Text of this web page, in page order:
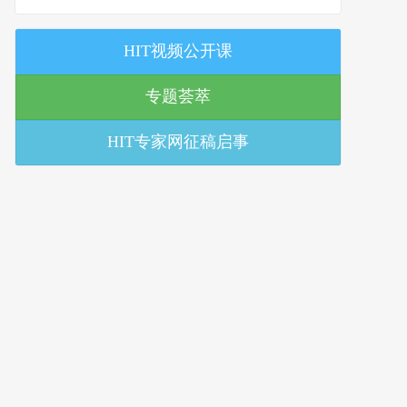
HIT视频公开课
专题荟萃
HIT专家网征稿启事